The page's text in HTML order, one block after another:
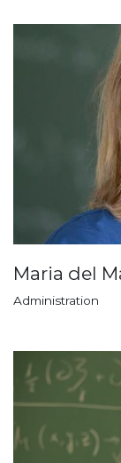
Maria del
Administration